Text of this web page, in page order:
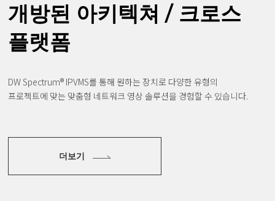
개방된 아키텍쳐 / 크로스
플랫폼
DW Spectrum® IPVMS를 통해 원하는 장치로 다양한 유형의
프로젝트에 맞는 맞춤형 네트워크 영상 솔루션을 경험할 수 있습니다.
더보기